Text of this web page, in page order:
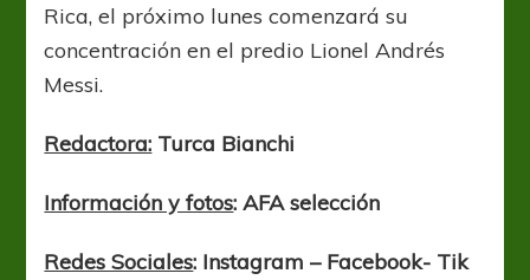
Rica, el próximo lunes comenzará su
concentración en el predio Lionel Andrés
Messi.
Redactora: Turca Bianchi
Información y fotos: AFA selección
Redes Sociales: Instagram – Facebook- Tik